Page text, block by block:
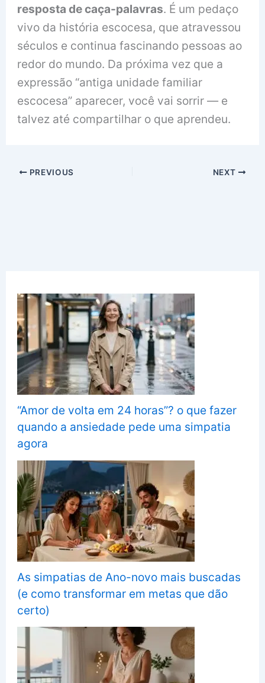
resposta de caça-palavras. É um pedaço
vivo da história escocesa, que atravessou
séculos e continua fascinando pessoas ao
redor do mundo. Da próxima vez que a
expressão “antiga unidade familiar
escocesa” aparecer, você vai sorrir — e
talvez até compartilhar o que aprendeu.
PREVIOUS NEXT
“Amor de volta em 24 horas”? o que fazer
quando a ansiedade pede uma simpatia
agora
As simpatias de Ano-novo mais buscadas
(e como transformar em metas que dão
certo)